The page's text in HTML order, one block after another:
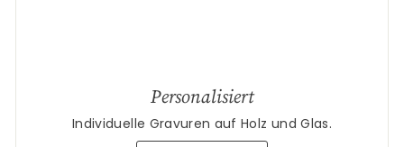
Personalisiert
Individuelle Gravuren auf Holz und Glas.